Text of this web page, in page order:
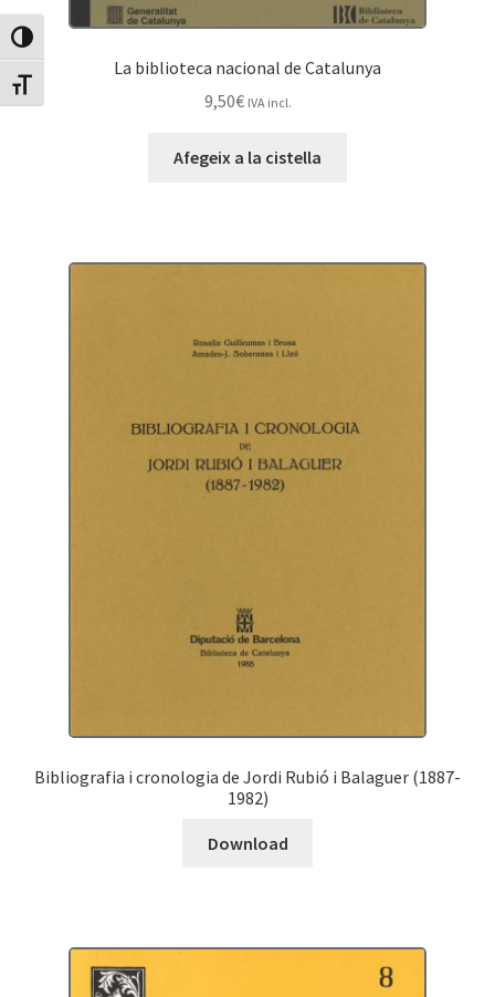
Canvia Alt Contrast
Canvia mida de lletra
La biblioteca nacional de Catalunya
9,50€ IVA incl.
Afegeix a la cistella
Bibliografia i cronologia de Jordi Rubió i Balaguer (1887-
1982)
Download